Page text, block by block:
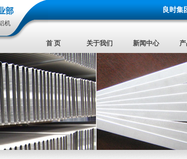
部
机
良时集
首 页 关于我们 新闻中心